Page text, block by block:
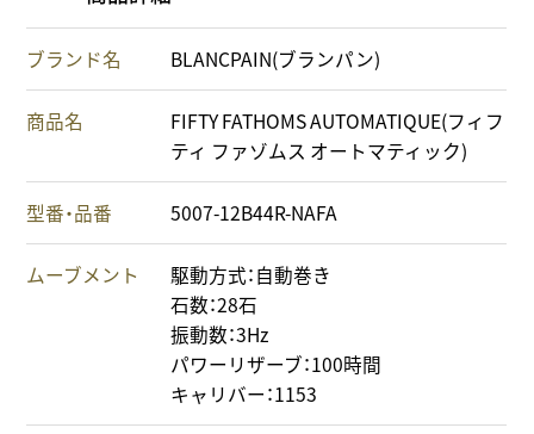
ブランド名 BLANCPAIN(ブランパン)
商品名
FIFTY FATHOMS AUTOMATIQUE(フィフ
ティ ファゾムス オートマティック)
型番・品番 5007-12B44R-NAFA
ムーブメント
駆動方式：自動巻き
石数：28石
振動数：3Hz
パワーリザーブ：100時間
キャリバー：1153